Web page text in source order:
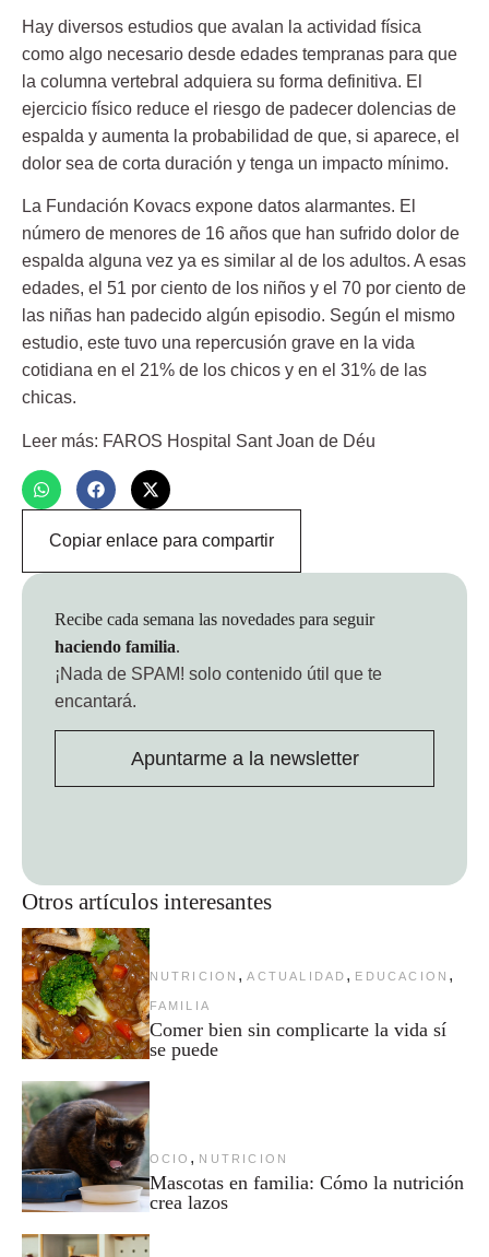
Hay diversos estudios que avalan la actividad física
como algo necesario desde edades tempranas para que
la columna vertebral adquiera su forma definitiva. El
ejercicio físico reduce el riesgo de padecer dolencias de
espalda y aumenta la probabilidad de que, si aparece, el
dolor sea de corta duración y tenga un impacto mínimo.
La Fundación Kovacs expone datos alarmantes. El
número de menores de 16 años que han sufrido dolor de
espalda alguna vez ya es similar al de los adultos. A esas
edades, el 51 por ciento de los niños y el 70 por ciento de
las niñas han padecido algún episodio. Según el mismo
estudio, este tuvo una repercusión grave en la vida
cotidiana en el 21% de los chicos y en el 31% de las
chicas.
Leer más: FAROS Hospital Sant Joan de Déu
Copiar enlace para compartir
Otros artículos interesantes
NUTRICION , ACTUALIDAD , EDUCACION ,
FAMILIA
Comer bien sin complicarte la vida sí
se puede
OCIO , NUTRICION
Mascotas en familia: Cómo la nutrición
crea lazos
Recibe cada semana las novedades para seguir
haciendo familia.
¡Nada de SPAM! solo contenido útil que te
encantará.
Apuntarme a la newsletter